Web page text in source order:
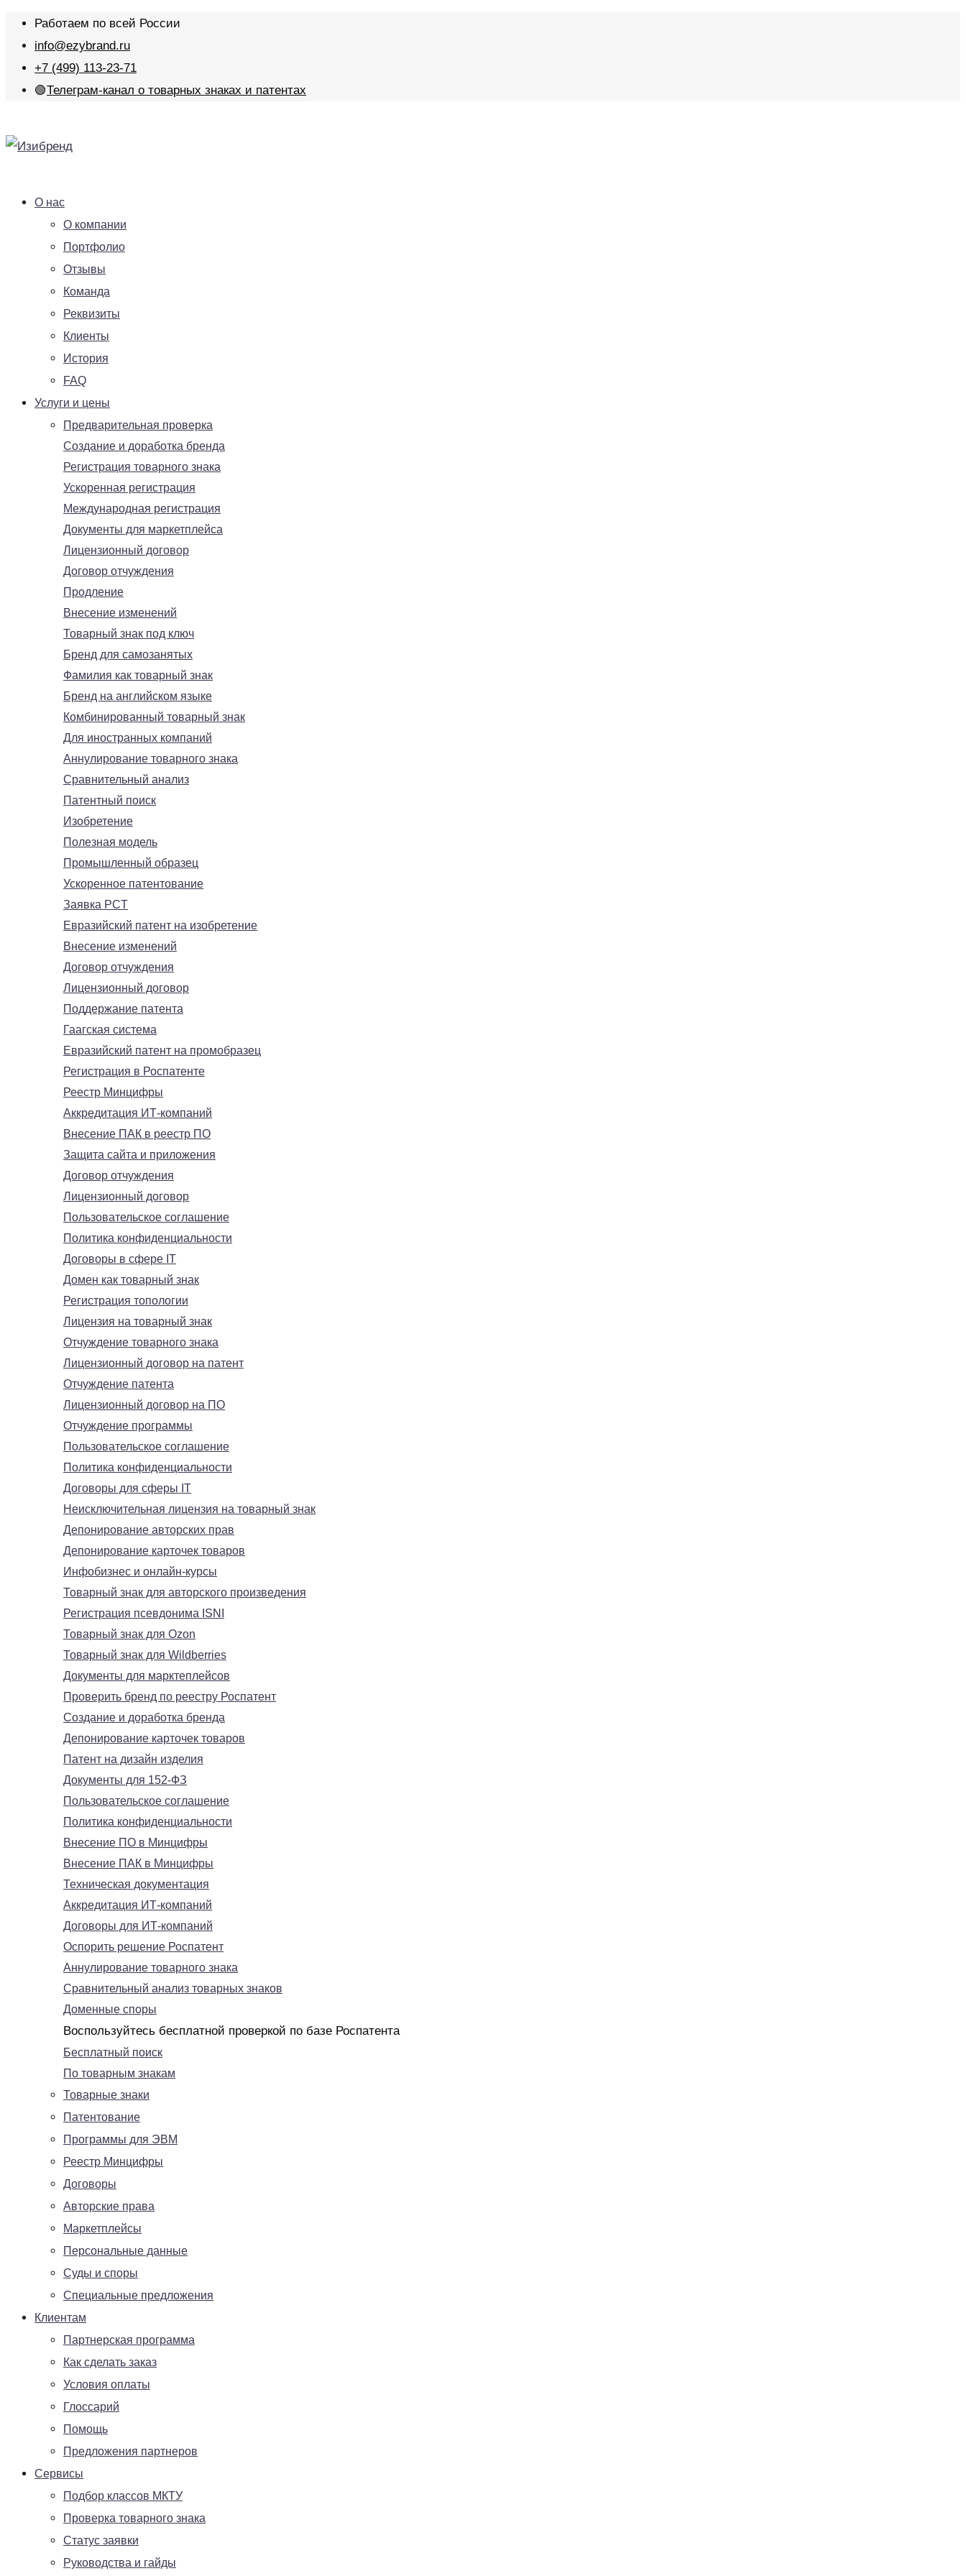
Работаем по всей России
info@ezybrand.ru
+7 (499) 113-23-71
🟢Телеграм-канал о товарных знаках и патентах
О нас
О компании
Портфолио
Отзывы
Команда
Реквизиты
Клиенты
История
FAQ
Услуги и цены
Предварительная проверка
Создание и доработка бренда
Регистрация товарного знака
Ускоренная регистрация
Международная регистрация
Документы для маркетплейса
Лицензионный договор
Договор отчуждения
Продление
Внесение изменений
Товарный знак под ключ
Бренд для самозанятых
Фамилия как товарный знак
Бренд на английском языке
Комбинированный товарный знак
Для иностранных компаний
Аннулирование товарного знака
Сравнительный анализ
Патентный поиск
Изобретение
Полезная модель
Промышленный образец
Ускоренное патентование
Заявка PCT
Евразийский патент на изобретение
Внесение изменений
Договор отчуждения
Лицензионный договор
Поддержание патента
Гаагская система
Евразийский патент на промобразец
Регистрация в Роспатенте
Реестр Минцифры
Аккредитация ИТ-компаний
Внесение ПАК в реестр ПО
Защита сайта и приложения
Договор отчуждения
Лицензионный договор
Пользовательское соглашение
Политика конфиденциальности
Договоры в сфере IT
Домен как товарный знак
Регистрация топологии
Лицензия на товарный знак
Отчуждение товарного знака
Лицензионный договор на патент
Отчуждение патента
Лицензионный договор на ПО
Отчуждение программы
Пользовательское соглашение
Политика конфиденциальности
Договоры для сферы IT
Неисключительная лицензия на товарный знак
Депонирование авторских прав
Депонирование карточек товаров
Инфобизнес и онлайн-курсы
Товарный знак для авторского произведения
Регистрация псевдонима ISNI
Товарный знак для Ozon
Товарный знак для Wildberries
Документы для марктеплейсов
Проверить бренд по реестру Роспатент
Создание и доработка бренда
Депонирование карточек товаров
Патент на дизайн изделия
Документы для 152-ФЗ
Пользовательское соглашение
Политика конфиденциальности
Внесение ПО в Минцифры
Внесение ПАК в Минцифры
Техническая документация
Аккредитация ИТ-компаний
Договоры для ИТ-компаний
Оспорить решение Роспатент
Аннулирование товарного знака
Сравнительный анализ товарных знаков
Доменные споры
Воспользуйтесь бесплатной проверкой по базе Роспатента
Бесплатный поиск
По товарным знакам
Товарные знаки
Патентование
Программы для ЭВМ
Реестр Минцифры
Договоры
Авторские права
Маркетплейсы
Персональные данные
Суды и споры
Специальные предложения
Клиентам
Партнерская программа
Как сделать заказ
Условия оплаты
Глоссарий
Помощь
Предложения партнеров
Сервисы
Подбор классов МКТУ
Проверка товарного знака
Статус заявки
Руководства и гайды